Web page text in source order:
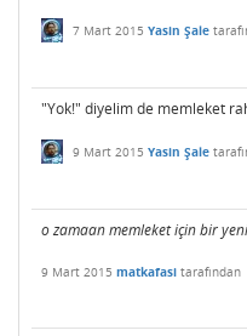
7 Mart 2015 Yasin Şale
"Yok!" diyelim de memleket
9 Mart 2015 Yasin Şale
o zamaan memleket için bir
9 Mart 2015 matkafasi tarafından